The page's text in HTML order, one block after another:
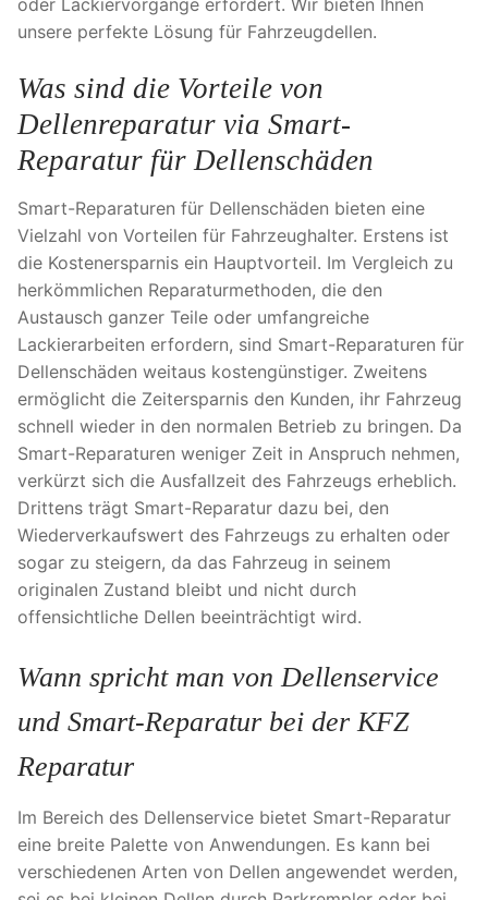
oder Lackiervorgänge erfordert. Wir bieten Ihnen
unsere perfekte Lösung für Fahrzeugdellen.
Was sind die Vorteile von
Dellenreparatur via Smart-
Reparatur für Dellenschäden
Smart-Reparaturen für Dellenschäden bieten eine
Vielzahl von Vorteilen für Fahrzeughalter. Erstens ist
die Kostenersparnis ein Hauptvorteil. Im Vergleich zu
herkömmlichen Reparaturmethoden, die den
Austausch ganzer Teile oder umfangreiche
Lackierarbeiten erfordern, sind Smart-Reparaturen für
Dellenschäden weitaus kostengünstiger. Zweitens
ermöglicht die Zeitersparnis den Kunden, ihr Fahrzeug
schnell wieder in den normalen Betrieb zu bringen. Da
Smart-Reparaturen weniger Zeit in Anspruch nehmen,
verkürzt sich die Ausfallzeit des Fahrzeugs erheblich.
Drittens trägt Smart-Reparatur dazu bei, den
Wiederverkaufswert des Fahrzeugs zu erhalten oder
sogar zu steigern, da das Fahrzeug in seinem
originalen Zustand bleibt und nicht durch
offensichtliche Dellen beeinträchtigt wird.
Wann spricht man von Dellenservice
und Smart-Reparatur bei der KFZ
Reparatur
Im Bereich des Dellenservice bietet Smart-Reparatur
eine breite Palette von Anwendungen. Es kann bei
verschiedenen Arten von Dellen angewendet werden,